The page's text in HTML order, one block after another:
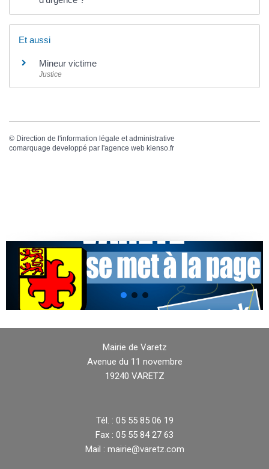
Et aussi
Mineur victime
Justice
© Direction de l'information légale et administrative
comarquage developpé par l'agence web kienso.fr
Mairie de Varetz
Avenue du 11 novembre
19240 VARETZ
Tél. : 05 55 85 06 19
Fax : 05 55 84 27 63
Mail : mairie@varetz.com